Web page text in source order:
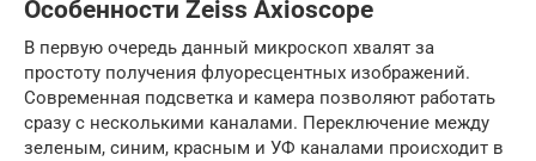
Особенности Zeiss Axioscope
В первую очередь данный микроскоп хвалят за
простоту получения флуоресцентных изображений.
Современная подсветка и камера позволяют работать
сразу с несколькими каналами. Переключение между
зеленым, синим, красным и УФ каналами происходит в